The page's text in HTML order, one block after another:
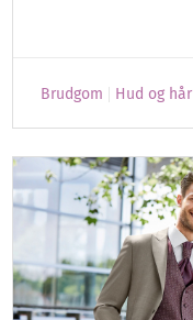
Brudgom Hud og hår